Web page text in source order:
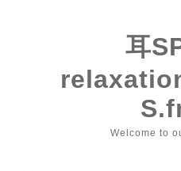
耳
Welcome to